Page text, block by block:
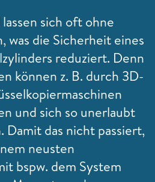
sich oft ohne
was die Sicherheit eines
reduziert. Denn
können z. B. durch 3D-
und sich so unerlaubt
das nicht passiert,
neusten
bspw. dem System